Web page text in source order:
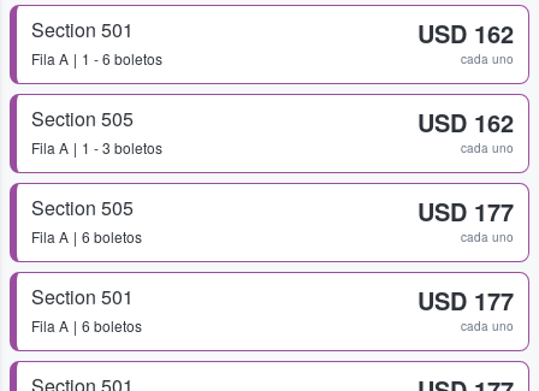
Section 501
Fila A 1 - 6 boletos
USD 162
cada uno
Section 505
Fila A 1 - 3 boletos
USD 162
cada uno
Section 505
Fila A 6 boletos
USD 177
cada uno
Section 501
Fila A 6 boletos
USD 177
cada uno